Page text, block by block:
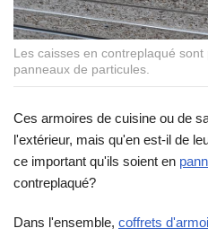
Les caisses en contreplaqué
panneaux de particules.
Ces armoires de cuisine ou de
l'extérieur, mais qu'en est-il de
ce important qu'ils soient en
contreplaqué?
Dans l'ensemble, coffrets